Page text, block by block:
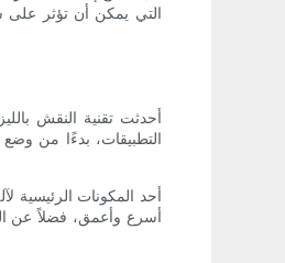
أسرع وأعمق، فضلاً عن